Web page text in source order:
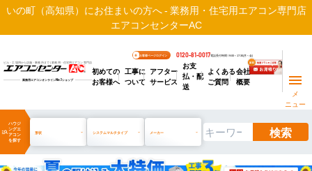
いの町（高知県）にお住まいの方へ - 業務用・住宅用エアコン専門店
エアコンセンターAC
ビル・工場用から店舗・事務所まで | 業務用・住宅用エアコン専門店
業務用エアコンオンラインNo.1ショップ
お客様ページログイン 0120-81-0017電話受付時間 / 9:00～17:30(月～金)
初めての
お客様へ
工事に
ついて
アフター
サービス
お支
払・配
送
よくある
ご質問
会社
概要
メ
ニュー
manage_search
ハウジ
ングエ
アコン
を探す
形状 システムマルチタイプ メーカー 検索